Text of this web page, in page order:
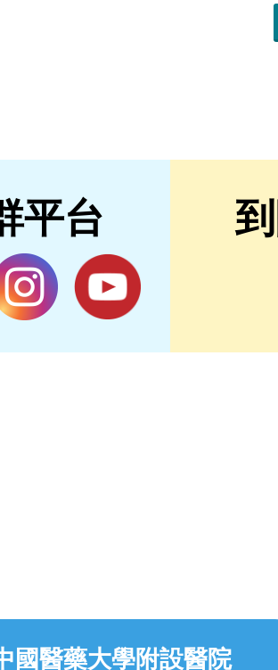
平台
國醫藥大學附設醫院